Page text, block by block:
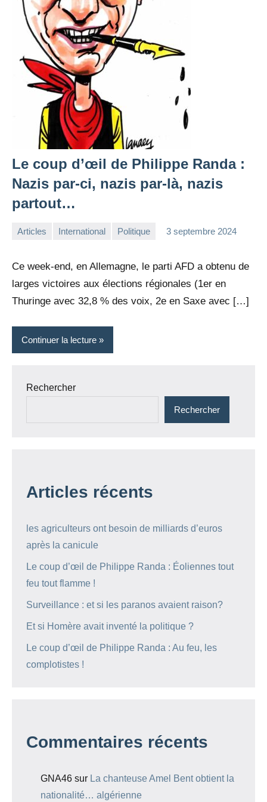
Le coup d’œil de Philippe Randa :
Nazis par-ci, nazis par-là, nazis
partout…
Articles International Politique 3 septembre 2024
Ce week-end, en Allemagne, le parti AFD a obtenu de
larges victoires aux élections régionales (1er en
Thuringe avec 32,8 % des voix, 2e en Saxe avec […]
Continuer la lecture
Rechercher
Rechercher
Articles récents
les agriculteurs ont besoin de milliards d’euros
après la canicule
Le coup d’œil de Philippe Randa : Éoliennes tout
feu tout flamme !
Surveillance : et si les paranos avaient raison?
Et si Homère avait inventé la politique ?
Le coup d’œil de Philippe Randa : Au feu, les
complotistes !
Commentaires récents
GNA46 sur La chanteuse Amel Bent obtient la
nationalité… algérienne